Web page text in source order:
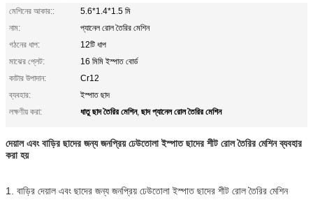
মেশিনের আকার::
5.6*1.4*1.5 মি
নাম:
প্যানেল রোল তৈরির মেশিন
গঠনের ধাপ:
12টি ধাপ
মাঝের প্লেট:
16 মিমি ইস্পাত বোর্ড
কাটার উপাদান:
Cr12
ব্যবহার:
ইস্পাত ছাদ
লক্ষণীয় করা:
ধাতু ছাদ তৈরির মেশিন, ছাদ প্যানেল রোল তৈরির মেশিন
দেয়াল এবং বাড়ির ছাদের জন্য জনপ্রিয় ঢেউতোলা ইস্পাত ছাদের শীট রোল তৈরির মেশিন ব্যবহার
করা হয়
1. বাড়ির দেয়াল এবং ছাদের জন্য জনপ্রিয় ঢেউতোলা ইস্পাত ছাদের শীট রোল তৈরির মেশিন